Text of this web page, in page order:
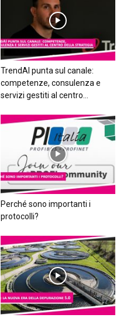
TrendAI punta sul canale:
competenze, consulenza e
servizi gestiti al centro...
Perché sono importanti i
protocolli?